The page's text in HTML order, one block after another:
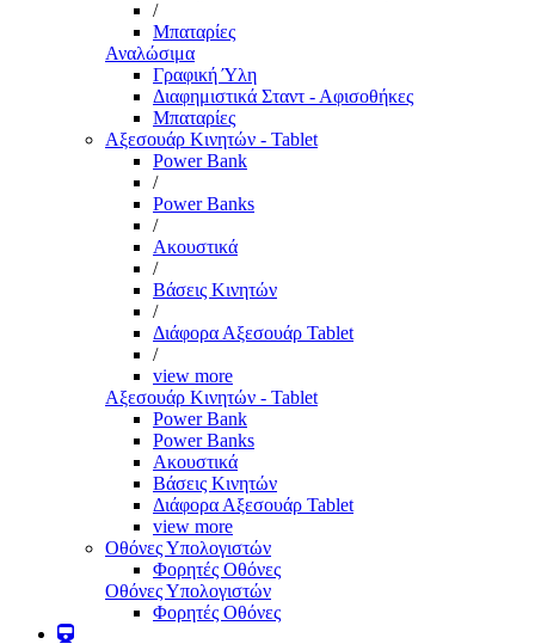
/
Μπαταρίες
Αναλώσιμα
Γραφική Ύλη
Διαφημιστικά Σταντ - Αφισοθήκες
Μπαταρίες
Αξεσουάρ Κινητών - Tablet
Power Bank
/
Power Banks
/
Ακουστικά
/
Βάσεις Κινητών
/
Διάφορα Αξεσουάρ Tablet
/
view more
Αξεσουάρ Κινητών - Tablet
Power Bank
Power Banks
Ακουστικά
Βάσεις Κινητών
Διάφορα Αξεσουάρ Tablet
view more
Οθόνες Υπολογιστών
Φορητές Οθόνες
Οθόνες Υπολογιστών
Φορητές Οθόνες